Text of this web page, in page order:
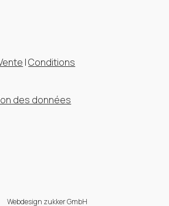
|Conditions
des données
Webdesign zukker GmbH